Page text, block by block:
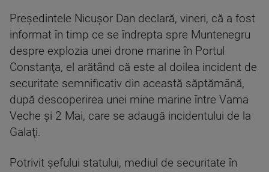
Preşedintele Nicuşor Dan declară, vineri, că a fost
informat în timp ce se îndrepta spre Muntenegru
despre explozia unei drone marine în Portul
Constanţa, el arătând că este al doilea incident de
securitate semnificativ din această săptămână,
după descoperirea unei mine marine între Vama
Veche şi 2 Mai, care se adaugă incidentului de la
Galaţi.
Potrivit şefului statului, mediul de securitate în